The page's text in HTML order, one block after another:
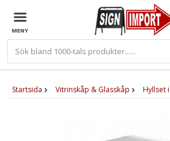
Produkten har blivit tillagd i
Startsida Vitrinskåp & Glasskåp Hyllset